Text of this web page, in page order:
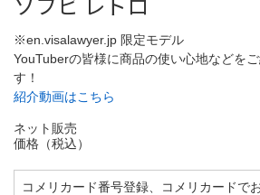
※en.visalawyer.jp 限定モデル
YouTuberの皆様に商品の使い心地などを
す！
紹介動画はこちら
ネット販売
価格（税込）
コメリカード番号登録、コメリカードで